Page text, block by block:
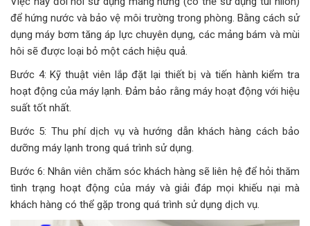
để hứng nước và bảo vệ môi trường trong phòng. Bằng cách sử
dụng máy bơm tăng áp lực chuyên dụng, các mảng bám và mùi
hôi sẽ được loại bỏ một cách hiệu quả.
Bước 4: Kỹ thuật viên lắp đặt lại thiết bị và tiến hành kiểm tra
hoạt động của máy lạnh. Đảm bảo rằng máy hoạt động với hiệu
suất tốt nhất.
Bước 5: Thu phí dịch vụ và hướng dẫn khách hàng cách bảo
dưỡng máy lạnh trong quá trình sử dụng.
Bước 6: Nhân viên chăm sóc khách hàng sẽ liên hệ để hỏi thăm
tình trạng hoạt động của máy và giải đáp mọi khiếu nại mà
khách hàng có thể gặp trong quá trình sử dụng dịch vụ.